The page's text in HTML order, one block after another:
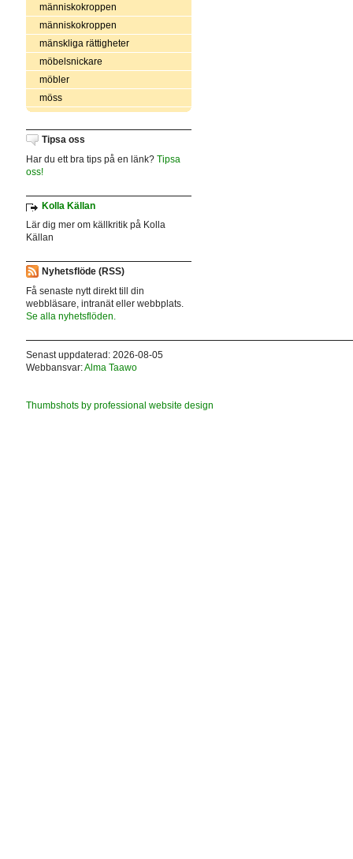
människokroppen
människokroppen
mänskliga rättigheter
möbelsnickare
möbler
möss
Tipsa oss
Har du ett bra tips på en länk? Tipsa
oss!
Kolla Källan
Lär dig mer om källkritik på Kolla
Källan
Nyhetsflöde (RSS)
Få senaste nytt direkt till din
webbläsare, intranät eller webbplats.
Se alla nyhetsflöden.
Senast uppdaterad: 2026-08-05
Webbansvar:Alma Taawo
Thumbshots by professional website design